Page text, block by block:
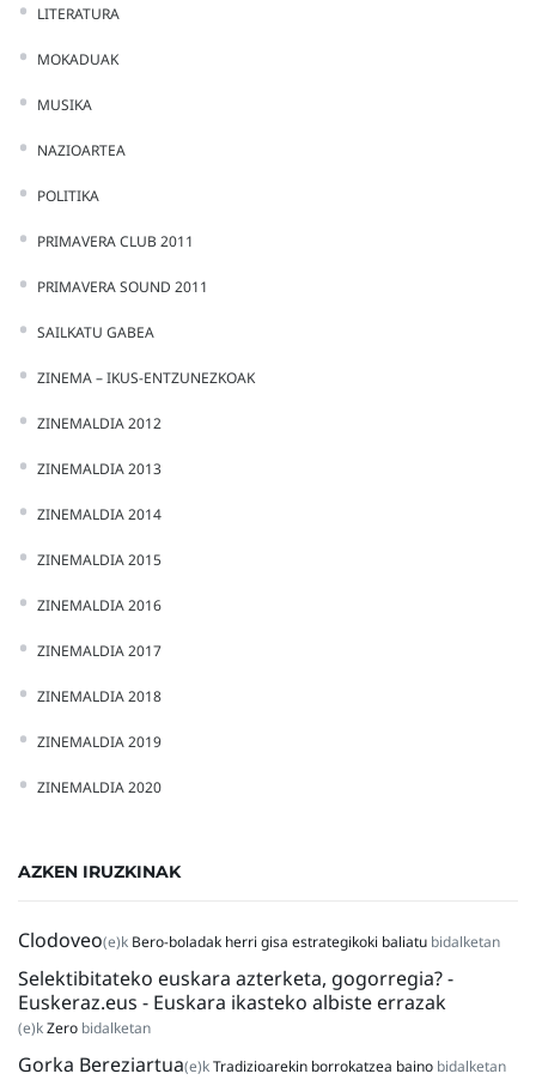
LITERATURA
MOKADUAK
MUSIKA
NAZIOARTEA
POLITIKA
PRIMAVERA CLUB 2011
PRIMAVERA SOUND 2011
SAILKATU GABEA
ZINEMA – IKUS-ENTZUNEZKOAK
ZINEMALDIA 2012
ZINEMALDIA 2013
ZINEMALDIA 2014
ZINEMALDIA 2015
ZINEMALDIA 2016
ZINEMALDIA 2017
ZINEMALDIA 2018
ZINEMALDIA 2019
ZINEMALDIA 2020
AZKEN IRUZKINAK
Clodoveo(e)k Bero-boladak herri gisa estrategikoki baliatu bidalketan
Selektibitateko euskara azterketa, gogorregia? -
Euskeraz.eus - Euskara ikasteko albiste errazak
(e)kZero bidalketan
Gorka Bereziartua(e)kTradizioarekin borrokatzea baino bidalketan